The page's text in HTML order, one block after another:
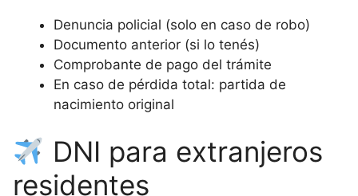
Denuncia policial (solo en caso de robo)
Documento anterior (si lo tenés)
Comprobante de pago del trámite
En caso de pérdida total: partida de
nacimiento original
DNI para extranjeros
residentes